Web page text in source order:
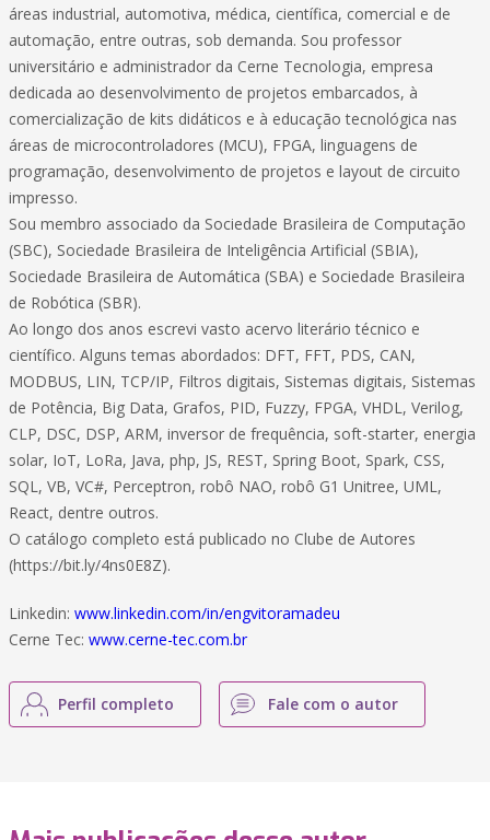
áreas industrial, automotiva, médica, científica, comercial e de
automação, entre outras, sob demanda. Sou professor
universitário e administrador da Cerne Tecnologia, empresa
dedicada ao desenvolvimento de projetos embarcados, à
comercialização de kits didáticos e à educação tecnológica nas
áreas de microcontroladores (MCU), FPGA, linguagens de
programação, desenvolvimento de projetos e layout de circuito
impresso.
Sou membro associado da Sociedade Brasileira de Computação
(SBC), Sociedade Brasileira de Inteligência Artificial (SBIA),
Sociedade Brasileira de Automática (SBA) e Sociedade Brasileira
de Robótica (SBR).
Ao longo dos anos escrevi vasto acervo literário técnico e
científico. Alguns temas abordados: DFT, FFT, PDS, CAN,
MODBUS, LIN, TCP/IP, Filtros digitais, Sistemas digitais, Sistemas
de Potência, Big Data, Grafos, PID, Fuzzy, FPGA, VHDL, Verilog,
CLP, DSC, DSP, ARM, inversor de frequência, soft-starter, energia
solar, IoT, LoRa, Java, php, JS, REST, Spring Boot, Spark, CSS,
SQL, VB, VC#, Perceptron, robô NAO, robô G1 Unitree, UML,
React, dentre outros.
O catálogo completo está publicado no Clube de Autores
(https://bit.ly/4ns0E8Z).
Linkedin: www.linkedin.com/in/engvitoramadeu
Cerne Tec: www.cerne-tec.com.br
Perfil completo Fale com o autor